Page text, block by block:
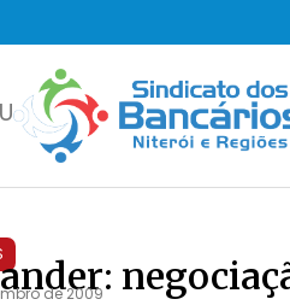
de 2009